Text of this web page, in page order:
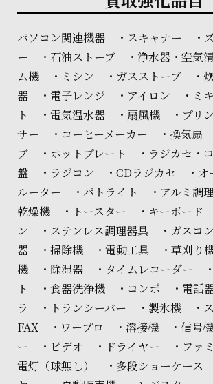
パソコン関連機器 ・スキャナー ・
ー ・石油ストーブ ・浄水器・空気
ム機 ・ミシン ・ガスストーブ ・
器 ・電子レンジ ・アイロン ・ミ
ト ・電気温水器 ・扇風機 ・プリ
サー ・コーヒーメーカー ・換気扇
ブ ・ホットプレート ・ラジカセ・
盤 ・ラジコン ・CDラジカセ ・オ
ルーター ・パトライト ・アルミ調
乾燥機 ・トースター ・キーボード
ン ・ステンレス調理器具 ・ガスコ
器 ・掃除機 ・電動工具 ・草刈り
機 ・除湿器 ・タイムレコーダー ・
ト ・食器洗浄機 ・コンポ ・電話
ラ ・トランシーバー ・製氷機 ・
FAX ・ワープロ ・溶接機 ・信号
ー ・ビデオ ・ドライヤー ・ファ
電灯（球無し） ・多段ショーケース